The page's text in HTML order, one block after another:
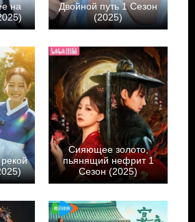
на
Двойной путь 1 Сезон
(2025)
Сияющее золото,
пьянящий нефрит 1
Сезон (2025)